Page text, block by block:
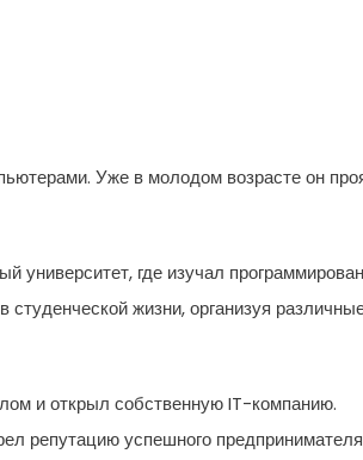
Уже в молодом возрасте он
университет, где изучал
жизни, организуя
и открыл собственную IT-компанию.
репутацию успешного